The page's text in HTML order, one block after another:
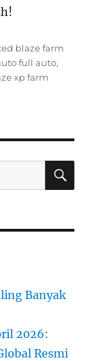
blaze farm
full auto,
xp farm
Banyak
2026:
Resmi